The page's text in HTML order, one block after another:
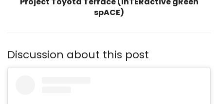
spACE)
Discussion about this post